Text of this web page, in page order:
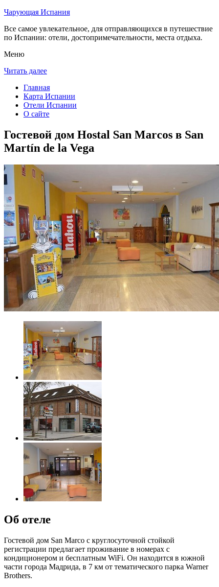
Чарующая Испания
Все самое увлекательное, для отправляющихся в путешествие
по Испании: отели, достопримечательности, места отдыха.
Меню
Читать далее
Главная
Карта Испании
Отели Испании
О сайте
Гостевой дом Hostal San Marcos в San
Martín de la Vega
Об отеле
Гостевой дом San Marco с круглосуточной стойкой
регистрации предлагает проживание в номерах с
кондиционером и бесплатным WiFi. Он находится в южной
части города Мадрида, в 7 км от тематического парка Warner
Brothers.